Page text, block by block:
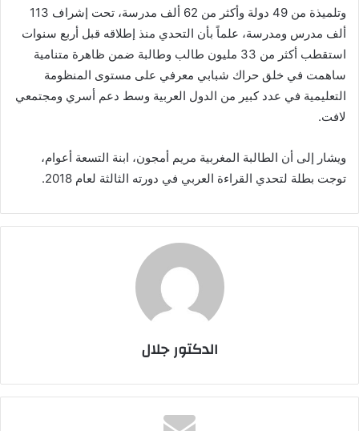
وتلميذة من 49 دولة وأكثر من 62 ألف مدرسة، تحت إشراف 113
ألف مدرس ومدرسة، علماً بأن التحدي منذ إطلاقه قبل أربع سنوات
استقطب أكثر من 33 مليون طالب وطالبة ضمن ظاهرة متنامية
ساهمت في خلق حراك شبابي معرفي على مستوى المنظومة
التعليمية في عدد كبير من الدول العربية وسط دعم أسري ومجتمعي
لافت.
ويشار إلى أن الطالبة المغربية مريم أمجون، ابنة التسعة أعوام،
توجت بطلة لتحدي القراءة العربي في دورته الثالثة لعام 2018.
الدكتور جلال